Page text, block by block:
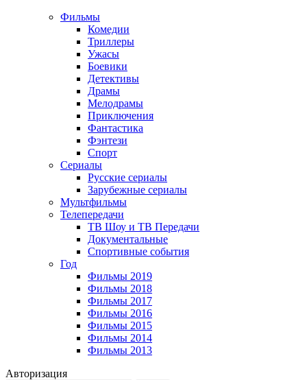
Фильмы
Комедии
Триллеры
Ужасы
Боевики
Детективы
Драмы
Мелодрамы
Приключения
Фантастика
Фэнтези
Спорт
Сериалы
Русские сериалы
Зарубежные сериалы
Мультфильмы
Телепередачи
ТВ Шоу и ТВ Передачи
Документальные
Спортивные события
Год
Фильмы 2019
Фильмы 2018
Фильмы 2017
Фильмы 2016
Фильмы 2015
Фильмы 2014
Фильмы 2013
Авторизация